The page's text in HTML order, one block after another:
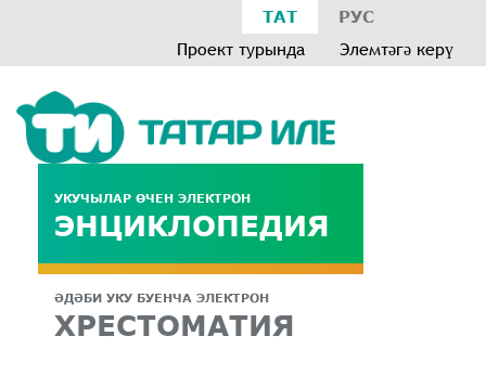
ТАТ РУС
Проект турында Элемтәгә керү
УКУЧЫЛАР ӨЧЕН ЭЛЕКТРОН
ЭНЦИКЛОПЕДИЯ
ӘДӘБИ УКУ БУЕНЧА ЭЛЕКТРОН
ХРЕСТОМАТИЯ